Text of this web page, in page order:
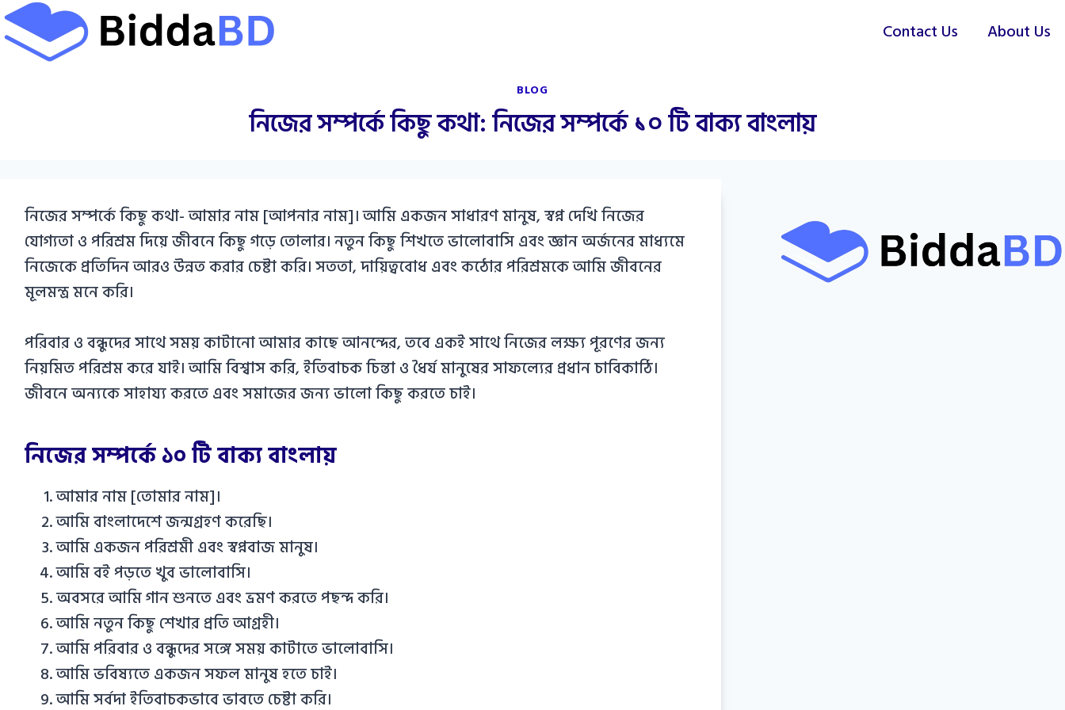
Skip
to
content
Contact Us About Us
BLOG
নিজের সম্পর্কে কিছু কথা: নিজের সম্পর্কে ১০ টি বাক্য বাংলায়
নিজের সম্পর্কে কিছু কথা- আমার নাম [আপনার নাম]। আমি একজন সাধারণ মানুষ, স্বপ্ন দেখি নিজের
যোগ্যতা ও পরিশ্রম দিয়ে জীবনে কিছু গড়ে তোলার। নতুন কিছু শিখতে ভালোবাসি এবং জ্ঞান অর্জনের মাধ্যমে
নিজেকে প্রতিদিন আরও উন্নত করার চেষ্টা করি। সততা, দায়িত্ববোধ এবং কঠোর পরিশ্রমকে আমি জীবনের
মূলমন্ত্র মনে করি।
পরিবার ও বন্ধুদের সাথে সময় কাটানো আমার কাছে আনন্দের, তবে একই সাথে নিজের লক্ষ্য পূরণের জন্য
নিয়মিত পরিশ্রম করে যাই। আমি বিশ্বাস করি, ইতিবাচক চিন্তা ও ধৈর্য মানুষের সাফল্যের প্রধান চাবিকাঠি।
জীবনে অন্যকে সাহায্য করতে এবং সমাজের জন্য ভালো কিছু করতে চাই।
নিজের সম্পর্কে ১০ টি বাক্য বাংলায়
আমার নাম [তোমার নাম]।
আমি বাংলাদেশে জন্মগ্রহণ করেছি।
আমি একজন পরিশ্রমী এবং স্বপ্নবাজ মানুষ।
আমি বই পড়তে খুব ভালোবাসি।
অবসরে আমি গান শুনতে এবং ভ্রমণ করতে পছন্দ করি।
আমি নতুন কিছু শেখার প্রতি আগ্রহী।
আমি পরিবার ও বন্ধুদের সঙ্গে সময় কাটাতে ভালোবাসি।
আমি ভবিষ্যতে একজন সফল মানুষ হতে চাই।
আমি সর্বদা ইতিবাচকভাবে ভাবতে চেষ্টা করি।